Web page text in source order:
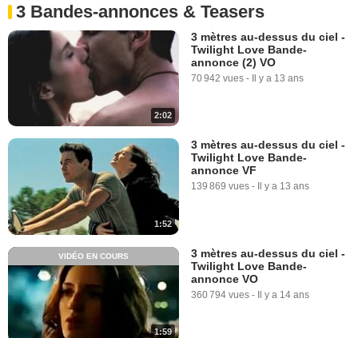
3 Bandes-annonces & Teasers
2:02
3 mètres au-dessus du ciel -
Twilight Love Bande-
annonce (2) VO
70 942 vues - Il y a 13 ans
1:52
3 mètres au-dessus du ciel -
Twilight Love Bande-
annonce VF
139 869 vues - Il y a 13 ans
1:59
VIDÉO EN COURS
3 mètres au-dessus du ciel -
Twilight Love Bande-
annonce VO
360 794 vues - Il y a 14 ans